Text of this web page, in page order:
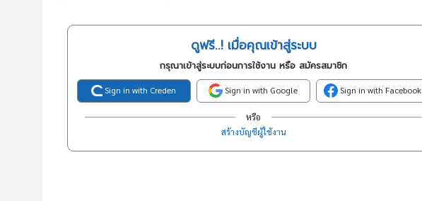
ดูฟรี..! เมื่อคุณเข้าสู่ระบบ
กรุณาเข้าสู่ระบบก่อนการใช้งาน หรือ สมัครสมาชิก
Sign in with Creden Sign in with Google Sign in with Facebook
หรือ
สร้างบัญชีผู้ใช้งาน